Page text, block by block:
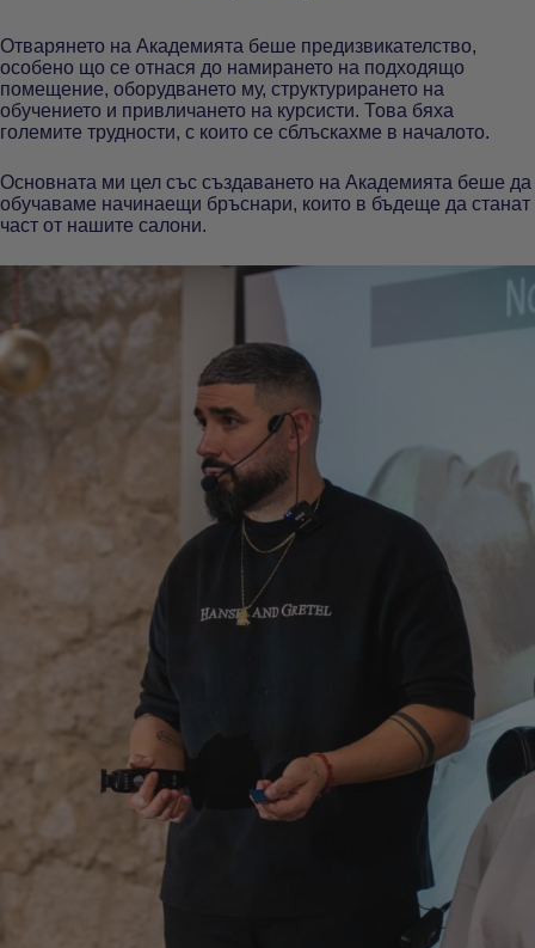
Отварянето на Академията беше предизвикателство,
особено що се отнася до намирането на подходящо
помещение, оборудването му, структурирането на
обучението и привличането на курсисти. Това бяха
големите трудности, с които се сблъскахме в началото.
Основната ми цел със създаването на Академията беше да
обучаваме начинаещи бръснари, които в бъдеще да станат
част от нашите салони.